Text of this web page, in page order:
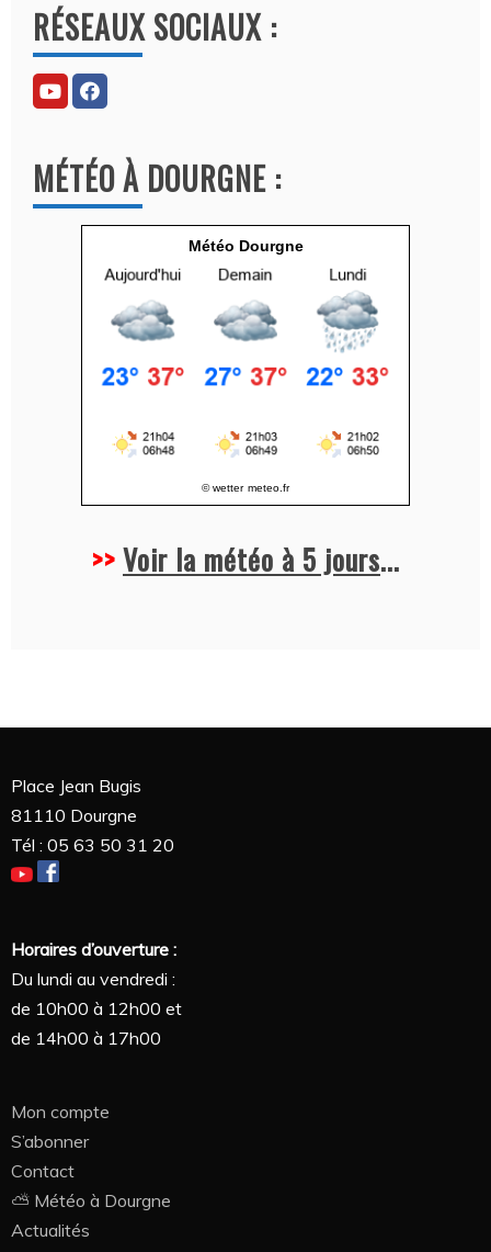
t
e
r
n
t
i
RÉSEAUX SOCIAUX :
MÉTÉO À DOURGNE :
Météo Dourgne
© wetter meteo.fr
>>Voir la météo à 5 jours...
Place Jean Bugis
81110 Dourgne
Tél : 05 63 50 31 20
Horaires d’ouverture :
Du lundi au vendredi :
de 10h00 à 12h00 et
de 14h00 à 17h00
Mon compte
S’abonner
Contact
⛅ Météo à Dourgne
Actualités